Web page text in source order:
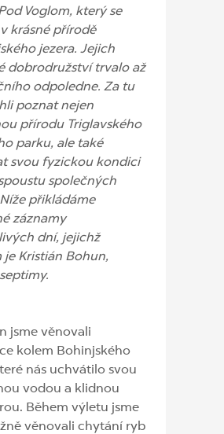
Voglom, který se
krásné přírodě
jezera. Jejich
dobrodružství trvalo až
odpoledne. Za tu
poznat nejen
přírodu Triglavského
parku, ale také
svou fyzickou kondici
společných
přikládáme
záznamy
dní, jejichž
je Kristián Bohun,
jsme věnovali
kolem Bohinjského
nás uchvátilo svou
vodou a klidnou
Během výletu jsme
věnovali chytání ryb